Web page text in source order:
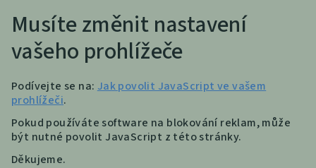
Musíte změnit nastavení
vašeho prohlížeče
Podívejte se na: Jak povolit JavaScript ve vašem
prohlížeči.
Pokud používáte software na blokování reklam, může
být nutné povolit JavaScript z této stránky.
Děkujeme.